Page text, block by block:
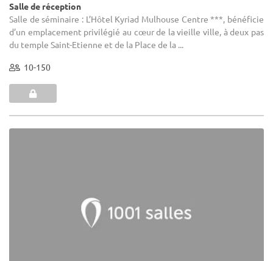
Salle de réception
Salle de séminaire : L’Hôtel Kyriad Mulhouse Centre ***, bénéficie
d’un emplacement privilégié au cœur de la vieille ville, à deux pas
du temple Saint-Etienne et de la Place de la ...
10-150